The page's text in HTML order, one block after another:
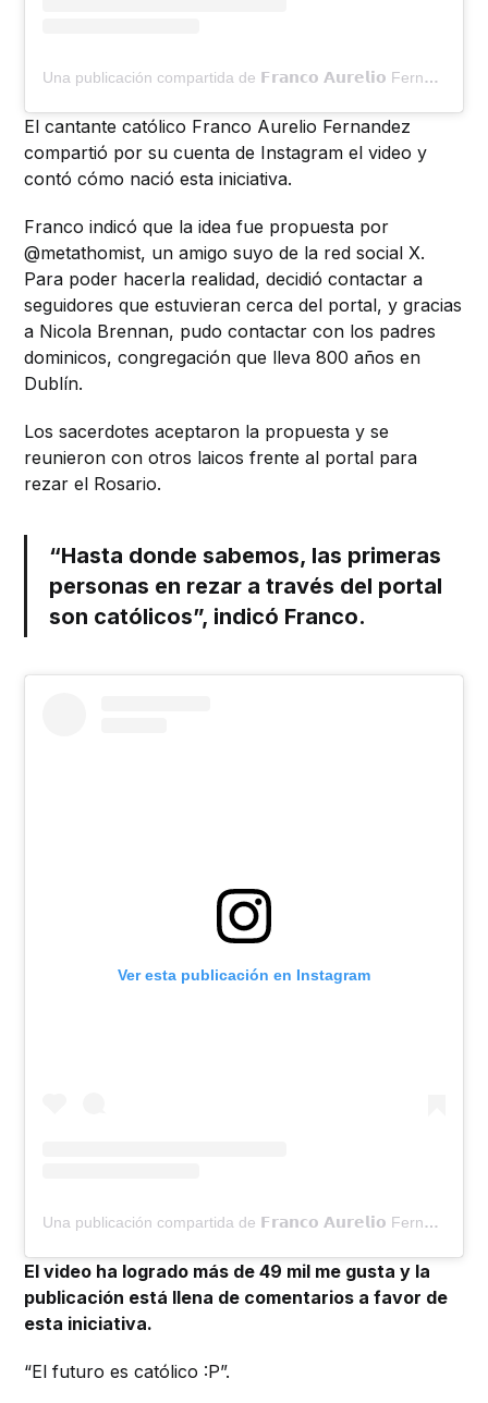
Una publicación compartida de 𝗙𝗿𝗮𝗻𝗰𝗼 𝗔𝘂𝗿𝗲𝗹𝗶𝗼 Fernandez (@thefrancotv)
El cantante católico Franco Aurelio Fernandez
compartió por su cuenta de Instagram el video y
contó cómo nació esta iniciativa.
Franco indicó que la idea fue propuesta por
@metathomist, un amigo suyo de la red social X.
Para poder hacerla realidad, decidió contactar a
seguidores que estuvieran cerca del portal, y gracias
a Nicola Brennan, pudo contactar con los padres
dominicos, congregación que lleva 800 años en
Dublín.
Los sacerdotes aceptaron la propuesta y se
reunieron con otros laicos frente al portal para
rezar el Rosario.
“Hasta donde sabemos, las primeras
personas en rezar a través del portal
son católicos”, indicó Franco.
Ver esta publicación en Instagram
Una publicación compartida de 𝗙𝗿𝗮𝗻𝗰𝗼 𝗔𝘂𝗿𝗲𝗹𝗶𝗼 Fernandez (@thefrancotv)
El video ha logrado más de 49 mil me gusta y la
publicación está llena de comentarios a favor de
esta iniciativa.
“El futuro es católico :P”.